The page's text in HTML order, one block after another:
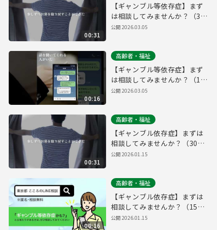
00:31
【ギャンブル等依存症】まず
は相談してみませんか？（30
秒・横動画ver.）
公開2026.03.05
00:16
高齢者・福祉
【ギャンブル等依存症】まず
は相談してみませんか？（15
秒・縦動画ver.）
公開2026.03.05
00:31
高齢者・福祉
【ギャンブル依存症】まずは
相談してみませんか？（30秒
ver.）
公開2026.01.15
00:16
高齢者・福祉
【ギャンブル依存症】まずは
相談してみませんか？（15秒
ver.）
公開2026.01.15